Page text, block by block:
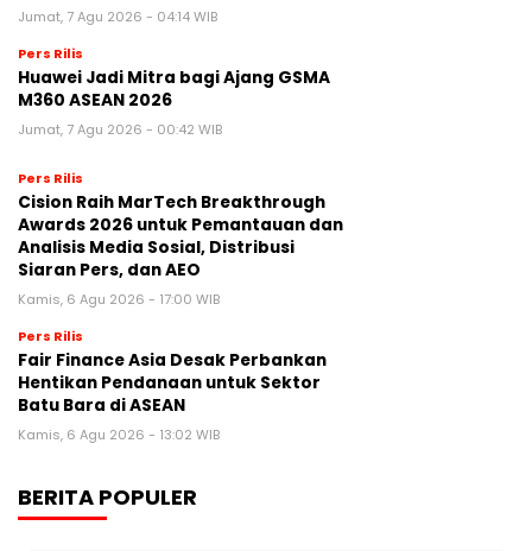
Jumat, 7 Agu 2026 - 04:14 WIB
Pers Rilis
Huawei Jadi Mitra bagi Ajang GSMA
M360 ASEAN 2026
Jumat, 7 Agu 2026 - 00:42 WIB
Pers Rilis
Cision Raih MarTech Breakthrough
Awards 2026 untuk Pemantauan dan
Analisis Media Sosial, Distribusi
Siaran Pers, dan AEO
Kamis, 6 Agu 2026 - 17:00 WIB
Pers Rilis
Fair Finance Asia Desak Perbankan
Hentikan Pendanaan untuk Sektor
Batu Bara di ASEAN
Kamis, 6 Agu 2026 - 13:02 WIB
BERITA POPULER